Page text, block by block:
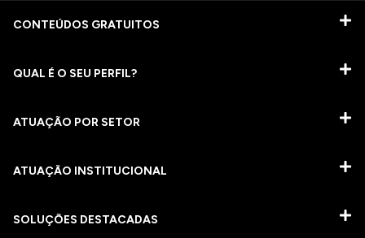
CONTEÚDOS GRATUITOS
QUAL É O SEU PERFIL?
ATUAÇÃO POR SETOR
ATUAÇÃO INSTITUCIONAL
SOLUÇÕES DESTACADAS